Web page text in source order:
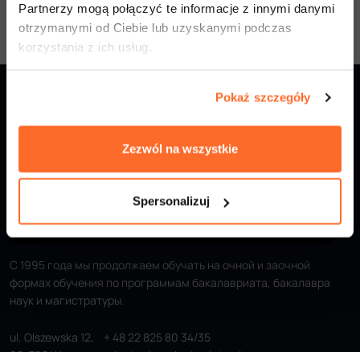
Partnerzy mogą połączyć te informacje z innymi danymi
otrzymanymi od Ciebie lub uzyskanymi podczas
korzystania z ich usług.
Pokaż szczegóły
Zezwól na wszystkie
Spersonalizuj
предложить другую доступную специализацию.
С 1995 года мы продолжаем обучать на очной и заочной
формах обучения по программам бакалавриата, бакалавра
наук и магистратуры.
ul. Olszewska 12,
+ 48 22 825 80 34/35